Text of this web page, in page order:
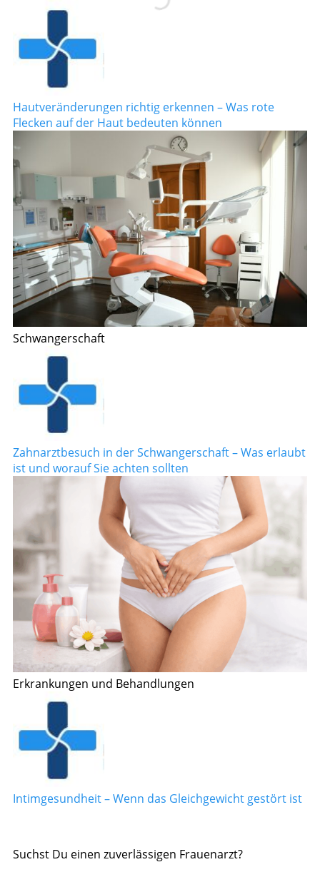
Hautveränderungen richtig erkennen – Was rote
Flecken auf der Haut bedeuten können
Schwangerschaft
Zahnarztbesuch in der Schwangerschaft – Was erlaubt
ist und worauf Sie achten sollten
Erkrankungen und Behandlungen
Intimgesundheit – Wenn das Gleichgewicht gestört ist
Suchst Du einen zuverlässigen Frauenarzt?